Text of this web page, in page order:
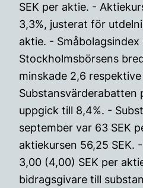
SEK per aktie. -
3,3%, justerat för
aktie. - Småbolagsindex
Stockholmsbörsens
minskade 2,6
Substansvärderabatten
uppgick till 8,4%. -
september var 63 SEK
aktiekursen 56,25 SEK.
3,00 (4,00) SEK per
bidragsgivare till